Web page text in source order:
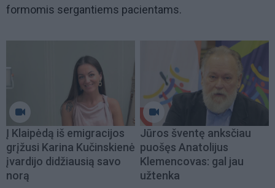
formomis sergantiems pacientams.
Į Klaipėdą iš emigracijos
grįžusi Karina Kučinskienė
įvardijo didžiausią savo
norą
Jūros šventę anksčiau
puošęs Anatolijus
Klemencovas: gal jau
užtenka